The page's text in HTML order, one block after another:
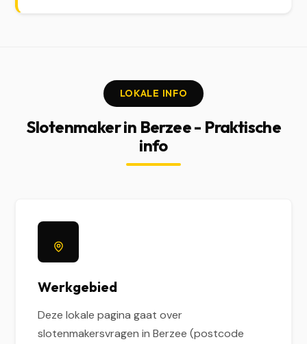
LOKALE INFO
Slotenmaker in Berzee - Praktische
info
Werkgebied
Deze lokale pagina gaat over
slotenmakersvragen in Berzee (postcode